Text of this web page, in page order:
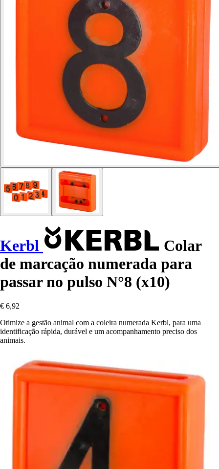
Kerbl
Colar
de marcação numerada para
passar no pulso N°8 (x10)
€ 6,92
Otimize a gestão animal com a coleira numerada Kerbl, para uma
identificação rápida, durável e um acompanhamento preciso dos
animais.